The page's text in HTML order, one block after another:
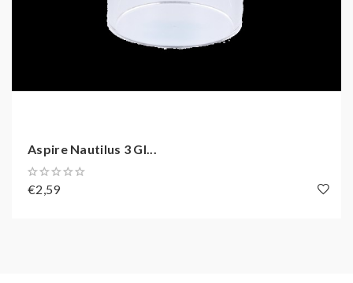
Aspire Nautilus 3 Gl...
€2,59